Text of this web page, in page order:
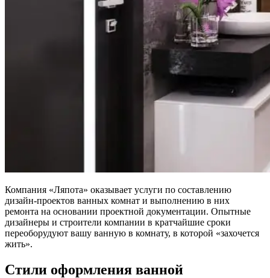
Компания «Ляпота» оказывает услуги по составлению
дизайн-проектов ванных комнат и выполнению в них
ремонта на основании проектной документации. Опытные
дизайнеры и строители компании в кратчайшие сроки
переоборудуют вашу ванную в комнату, в которой «захочется
жить».
Стили оформления ванной